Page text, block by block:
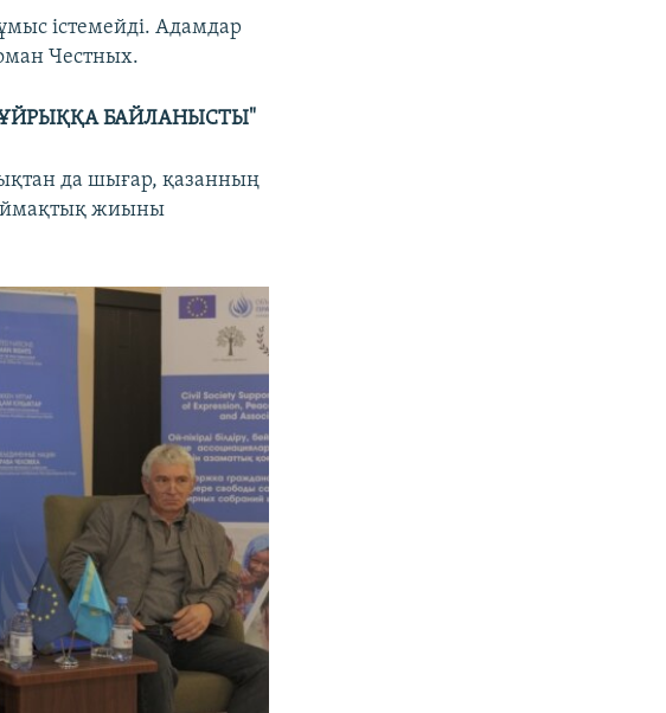
істемейді. Адамдар
Честных.
БАЙЛАНЫСТЫ"
да шығар, қазанның
аймақтық жиыны